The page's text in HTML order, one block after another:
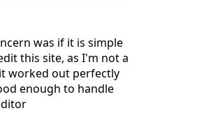
was if it is simple
this site, as I'm not a
worked out perfectly
enough to handle